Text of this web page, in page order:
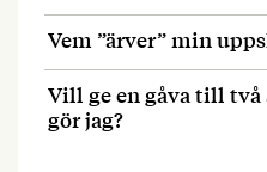
Vem ”ärver” min
Vill ge en gåva till
gör jag?